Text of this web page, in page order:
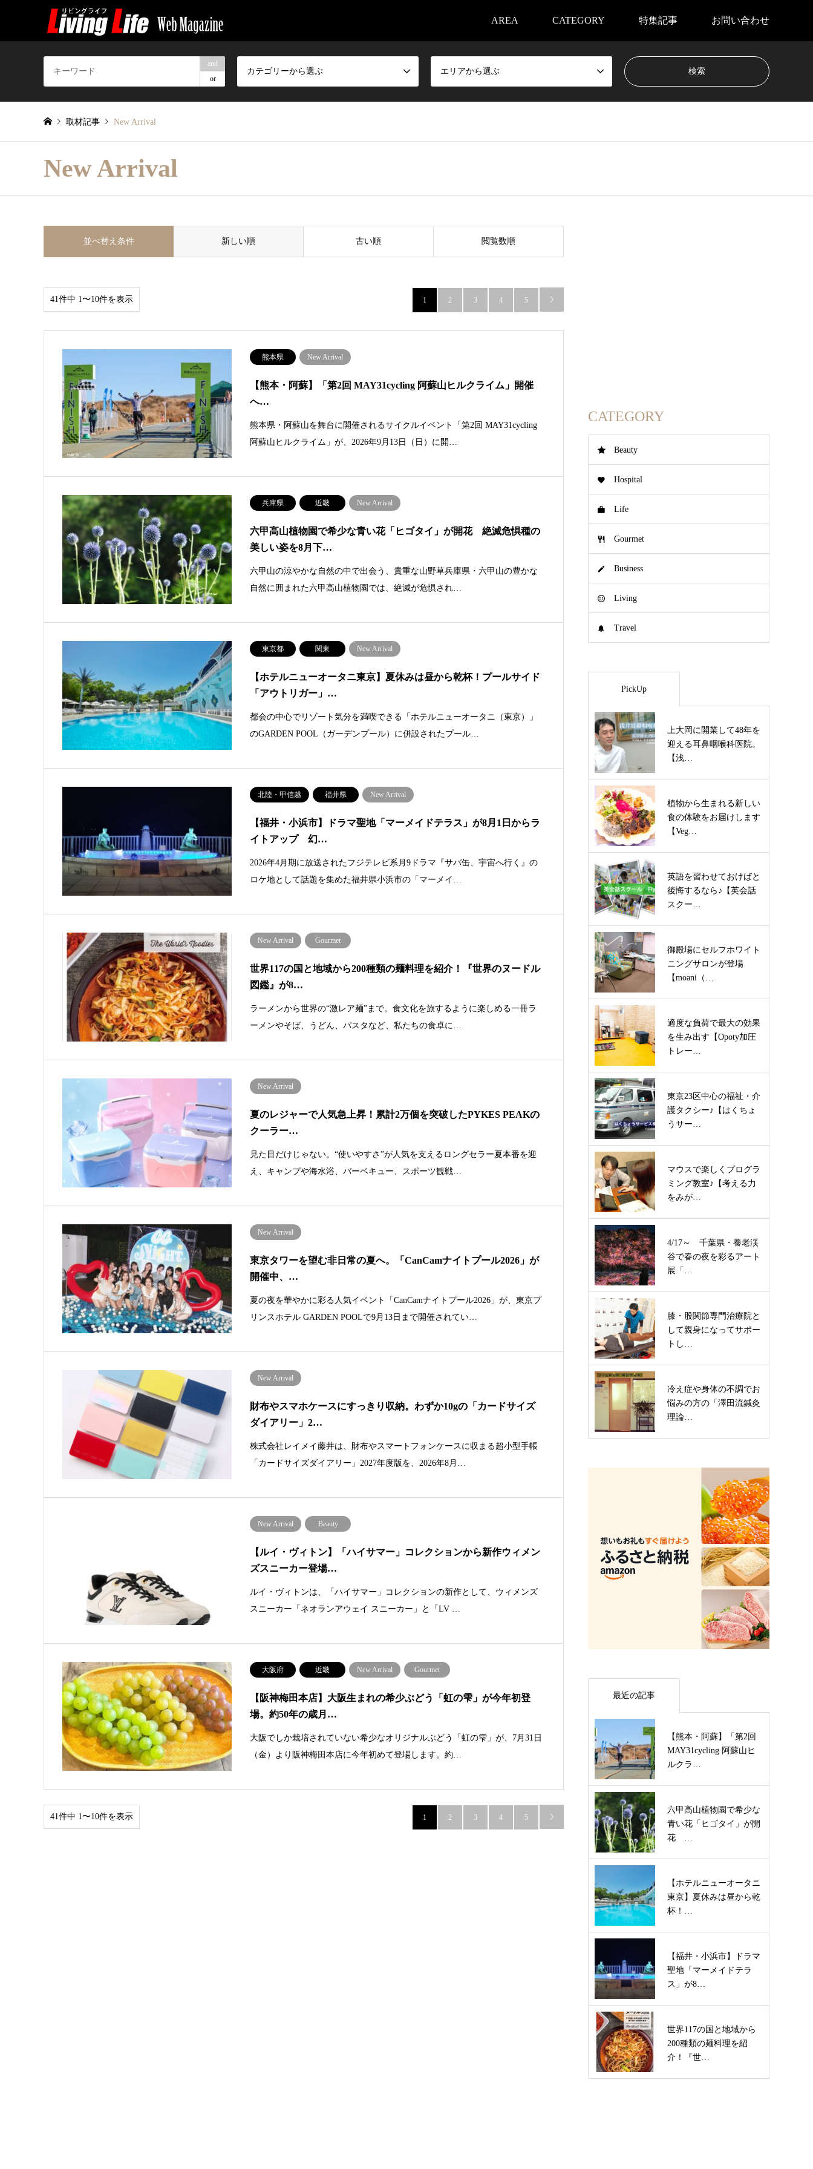
AREA CATEGORY 特集記事 お問い合わせ
and
or
カテゴリーから選ぶ エリアから選ぶ
取材記事 New Arrival
New Arrival
並べ替え条件 新しい順 古い順 閲覧数順
41件中 1〜10件を表示 1 2 3 4 5 
熊本県 New Arrival
【熊本・阿蘇】「第2回 MAY31cycling 阿蘇山ヒルクライム」開催
へ…
熊本県・阿蘇山を舞台に開催されるサイクルイベント「第2回 MAY31cycling
阿蘇山ヒルクライム」が、2026年9月13日（日）に開…
兵庫県 近畿 New Arrival
六甲高山植物園で希少な青い花「ヒゴタイ」が開花 絶滅危惧種の
美しい姿を8月下…
六甲山の涼やかな自然の中で出会う、貴重な山野草兵庫県・六甲山の豊かな
自然に囲まれた六甲高山植物園では、絶滅が危惧され…
東京都 関東 New Arrival
【ホテルニューオータニ東京】夏休みは昼から乾杯！プールサイド
「アウトリガー」…
都会の中心でリゾート気分を満喫できる「ホテルニューオータニ（東京）」
のGARDEN POOL（ガーデンプール）に併設されたプール…
北陸・甲信越 福井県 New Arrival
【福井・小浜市】ドラマ聖地「マーメイドテラス」が8月1日からラ
イトアップ 幻…
2026年4月期に放送されたフジテレビ系月9ドラマ『サバ缶、宇宙へ行く』の
ロケ地として話題を集めた福井県小浜市の「マーメイ…
New Arrival Gourmet
世界117の国と地域から200種類の麺料理を紹介！『世界のヌードル
図鑑』が8…
ラーメンから世界の“激レア麺”まで。食文化を旅するように楽しめる一冊ラ
ーメンやそば、うどん、パスタなど、私たちの食卓に…
New Arrival
夏のレジャーで人気急上昇！累計2万個を突破したPYKES PEAKの
クーラー…
見た目だけじゃない。“使いやすさ”が人気を支えるロングセラー夏本番を迎
え、キャンプや海水浴、バーベキュー、スポーツ観戦…
New Arrival
東京タワーを望む非日常の夏へ。「CanCamナイトプール2026」が
開催中、…
夏の夜を華やかに彩る人気イベント「CanCamナイトプール2026」が、東京プ
リンスホテル GARDEN POOLで9月13日まで開催されてい…
New Arrival
財布やスマホケースにすっきり収納。わずか10gの「カードサイズ
ダイアリー」2…
株式会社レイメイ藤井は、財布やスマートフォンケースに収まる超小型手帳
「カードサイズダイアリー」2027年度版を、2026年8月…
New Arrival Beauty
【ルイ・ヴィトン】「ハイサマー」コレクションから新作ウィメン
ズスニーカー登場…
ルイ・ヴィトンは、「ハイサマー」コレクションの新作として、ウィメンズ
スニーカー「ネオランアウェイ スニーカー」と「LV …
大阪府 近畿 New Arrival Gourmet
【阪神梅田本店】大阪生まれの希少ぶどう「虹の雫」が今年初登
場。約50年の歳月…
大阪でしか栽培されていない希少なオリジナルぶどう「虹の雫」が、7月31日
（金）より阪神梅田本店に今年初めて登場します。約…
41件中 1〜10件を表示 1 2 3 4 5 
CATEGORY
Beauty
Hospital
Life
Gourmet
Business
Living
Travel
PickUp
上大岡に開業して48年を
迎える耳鼻咽喉科医院。
【浅…
植物から生まれる新しい
食の体験をお届けします
【Veg…
英語を習わせておけばと
後悔するなら♪【英会話
スクー…
御殿場にセルフホワイト
ニングサロンが登場
【moani（…
適度な負荷で最大の効果
を生み出す【Opoty加圧
トレー…
東京23区中心の福祉・介
護タクシー♪【はくちょ
うサー…
マウスで楽しくプログラ
ミング教室♪【考える力
をみが…
4/17～ 千葉県・養老渓
谷で春の夜を彩るアート
展「…
膝・股関節専門治療院と
して親身になってサポー
トし…
冷え症や身体の不調でお
悩みの方の「澤田流鍼灸
理論…
最近の記事
【熊本・阿蘇】「第2回
MAY31cycling 阿蘇山ヒ
ルクラ…
六甲高山植物園で希少な
青い花「ヒゴタイ」が開
花 …
【ホテルニューオータニ
東京】夏休みは昼から乾
杯！…
【福井・小浜市】ドラマ
聖地「マーメイドテラ
ス」が8…
世界117の国と地域から
200種類の麺料理を紹
介！『世…